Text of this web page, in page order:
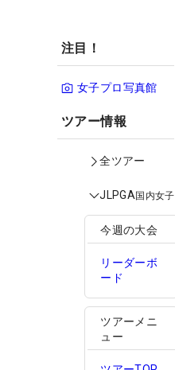
注目！
女子プロ写真館
ツアー情報
全ツアー
JLPGA国内女子
今週の大会
リーダーボ
ード
ツアーメニ
ュー